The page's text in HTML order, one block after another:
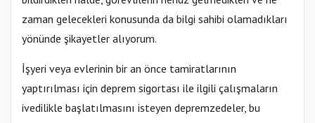
zaman gelecekleri konusunda da bilgi sahibi olamadıkları
yönünde şikayetler alıyorum.
İşyeri veya evlerinin bir an önce tamiratlarının
yaptırılması için deprem sigortası ile ilgili çalışmaların
ivedilikle başlatılmasını isteyen depremzedeler, bu